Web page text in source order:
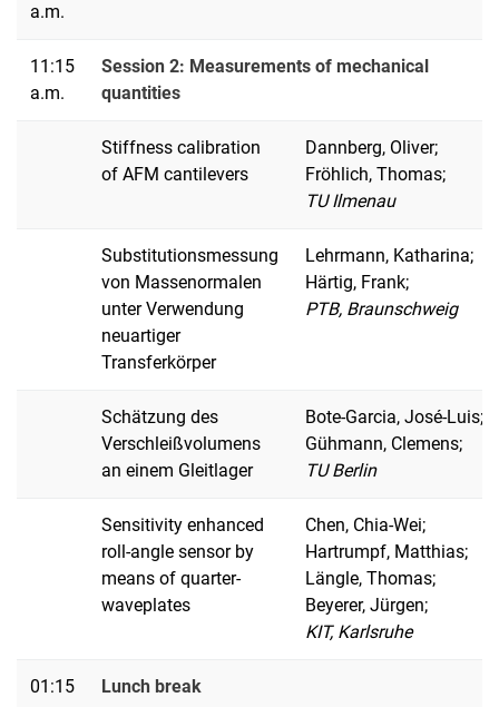
a.m.
11:15
a.m.
Session 2: Measurements of mechanical
quantities
Stiffness calibration
of AFM cantilevers
Dannberg, Oliver;
Fröhlich, Thomas;
TU Ilmenau
Substitutionsmessung
von Massenormalen
unter Verwendung
neuartiger
Transferkörper
Lehrmann, Katharina;
Härtig, Frank;
PTB, Braunschweig
Schätzung des
Verschleißvolumens
an einem Gleitlager
Bote-Garcia, José-Luis;
Gühmann, Clemens;
TU Berlin
Sensitivity enhanced
roll-angle sensor by
means of quarter-
waveplates
Chen, Chia-Wei;
Hartrumpf, Matthias;
Längle, Thomas;
Beyerer, Jürgen;
KIT, Karlsruhe
01:15
Lunch break